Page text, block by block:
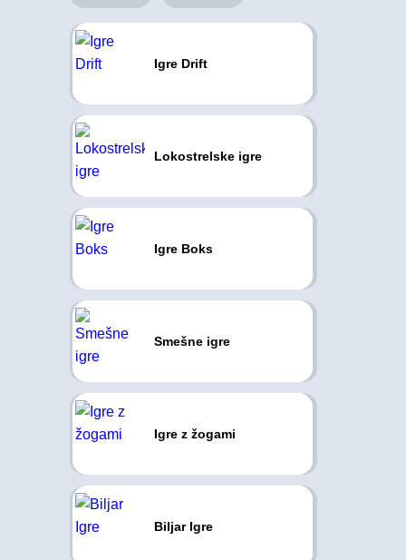
Igre Drift
Lokostrelske igre
Igre Boks
Smešne igre
Igre z žogami
Biljar Igre